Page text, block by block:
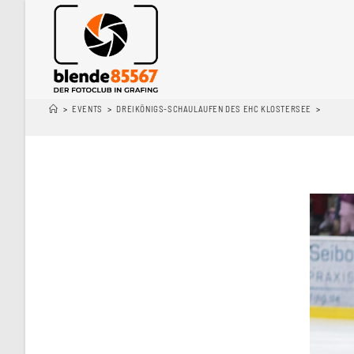
> EVENTS > DREIKÖNIGS-SCHAULAUFEN DES EHC KLOSTERSEE >